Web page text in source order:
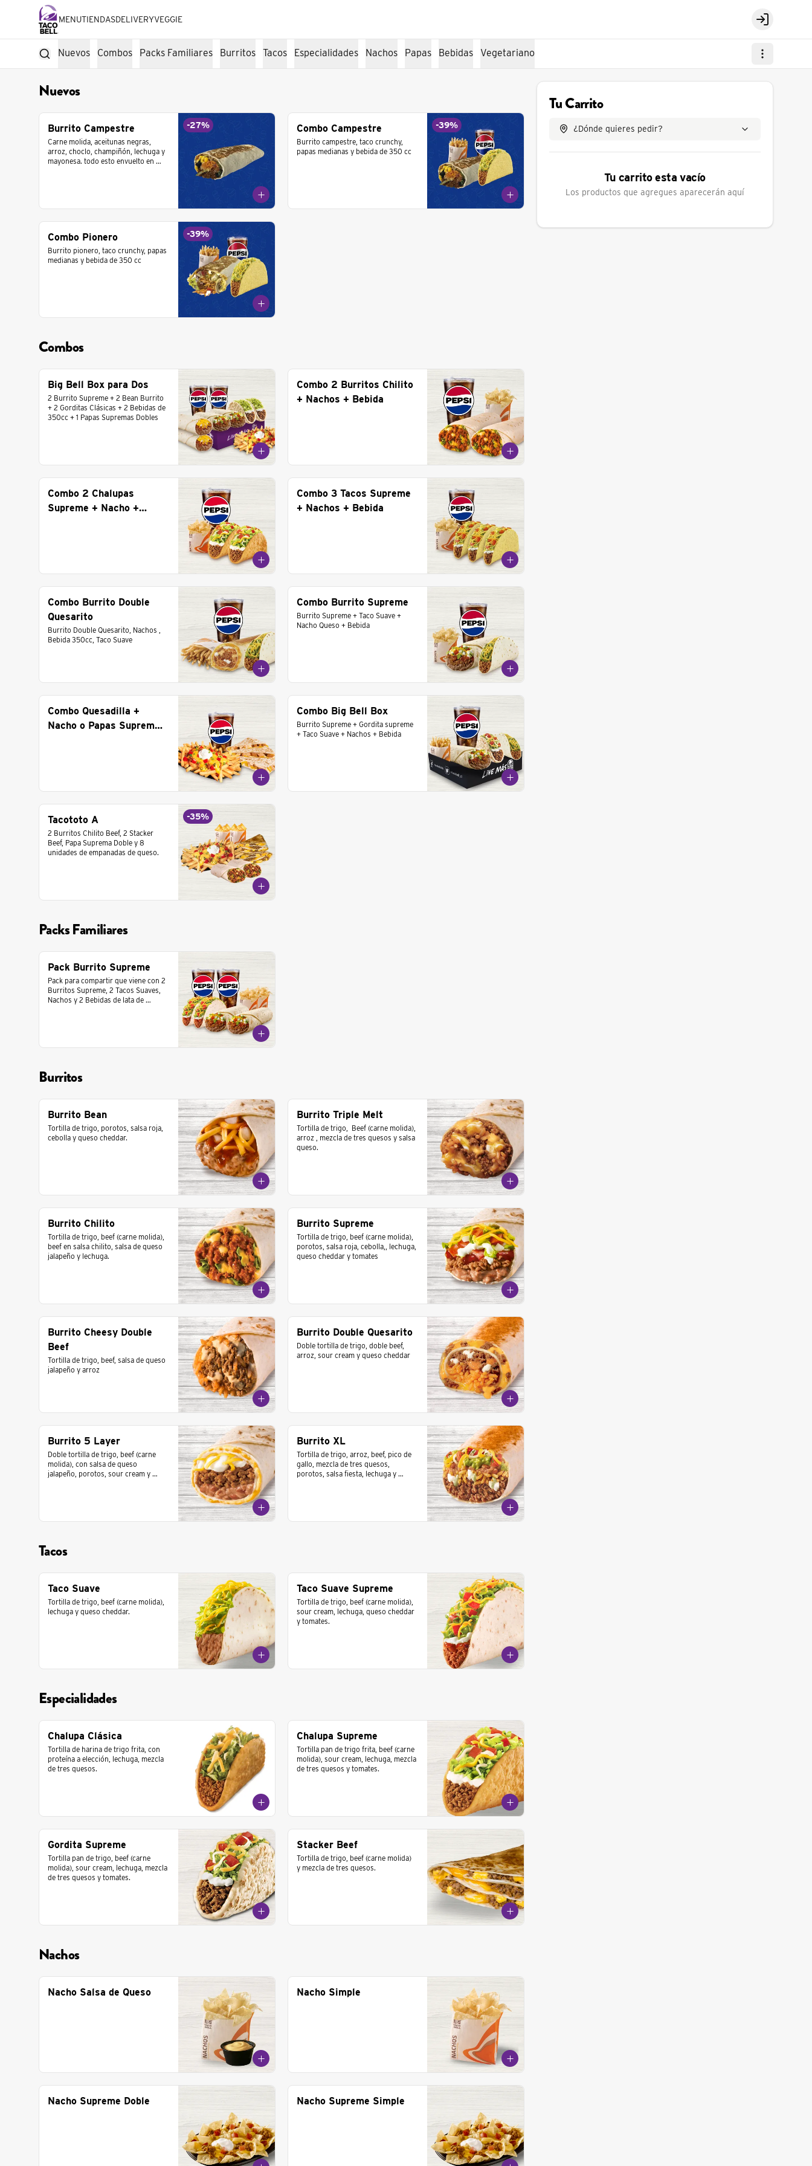
MENUTIENDASDELIVERYVEGGIE
Login
Nuevos Combos Packs Familiares Burritos Tacos Especialidades Nachos Papas Bebidas Vegetariano
Nuevos
-27%
Burrito Campestre
Carne molida, aceitunas negras,
arroz, choclo, champiñón, lechuga y
mayonesa. todo esto envuelto en
-39%
Combo Campestre
Burrito campestre, taco crunchy,
papas medianas y bebida de 350 cc
-39%
Combo Pionero
Burrito pionero, taco crunchy, papas
medianas y bebida de 350 cc
Combos
Big Bell Box para Dos
2 Burrito Supreme + 2 Bean Burrito
+ 2 Gorditas Clásicas + 2 Bebidas de
350cc + 1 Papas Supremas Dobles
Combo 2 Burritos Chilito
+ Nachos + Bebida
Combo 2 Chalupas
Supreme + Nacho +
Combo 3 Tacos Supreme
+ Nachos + Bebida
Combo Burrito Double
Quesarito
Burrito Double Quesarito, Nachos ,
Bebida 350cc, Taco Suave
Combo Burrito Supreme
Burrito Supreme + Taco Suave +
Nacho Queso + Bebida
Combo Quesadilla +
Nacho o Papas Supreme
Combo Big Bell Box
Burrito Supreme + Gordita supreme
+ Taco Suave + Nachos + Bebida
-35%
Tacototo A
2 Burritos Chilito Beef, 2 Stacker
Beef, Papa Suprema Doble y 8
unidades de empanadas de queso.
Packs Familiares
Pack Burrito Supreme
Pack para compartir que viene con 2
Burritos Supreme, 2 Tacos Suaves,
Nachos y 2 Bebidas de lata de
Burritos
Burrito Bean
Tortilla de trigo, porotos, salsa roja,
cebolla y queso cheddar.
Burrito Triple Melt
Tortilla de trigo,  Beef (carne molida),
arroz , mezcla de tres quesos y salsa
queso.
Burrito Chilito
Tortilla de trigo, beef (carne molida),
beef en salsa chilito, salsa de queso
jalapeño y lechuga.
Burrito Supreme
Tortilla de trigo, beef (carne molida),
porotos, salsa roja, cebolla,, lechuga,
queso cheddar y tomates
Burrito Cheesy Double
Beef
Tortilla de trigo, beef, salsa de queso
jalapeño y arroz
Burrito Double Quesarito
Doble tortilla de trigo, doble beef,
arroz, sour cream y queso cheddar
Burrito 5 Layer
Doble tortilla de trigo, beef (carne
molida), con salsa de queso
jalapeño, porotos, sour cream y
Burrito XL
Tortilla de trigo, arroz, beef, pico de
gallo, mezcla de tres quesos,
porotos, salsa fiesta, lechuga y
Tacos
Taco Suave
Tortilla de trigo, beef (carne molida),
lechuga y queso cheddar.
Taco Suave Supreme
Tortilla de trigo, beef (carne molida),
sour cream, lechuga, queso cheddar
y tomates.
Especialidades
Chalupa Clásica
Tortilla de harina de trigo frita, con
proteína a elección, lechuga, mezcla
de tres quesos.
Chalupa Supreme
Tortilla pan de trigo frita, beef (carne
molida), sour cream, lechuga, mezcla
de tres quesos y tomates.
Gordita Supreme
Tortilla pan de trigo, beef (carne
molida), sour cream, lechuga, mezcla
de tres quesos y tomates.
Stacker Beef
Tortilla de trigo, beef (carne molida)
y mezcla de tres quesos.
Nachos
Nacho Salsa de Queso Nacho Simple
Nacho Supreme Doble Nacho Supreme Simple
Tu Carrito
¿Dónde quieres pedir?
Tu carrito esta vacío
Los productos que agregues aparecerán aquí